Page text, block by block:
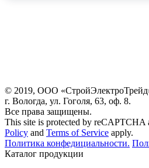
© 2019, ООО
г. Вологда, ул. Гоголя, 63, оф. 8.
Все права защищены.
This site is protected by reCAPTCHA
Policy and Terms of Service apply.
Политика конфедициальности.
Каталог продукции